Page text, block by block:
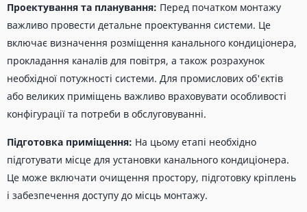
Проектування та планування: Перед початком монтажу
важливо провести детальне проектування системи. Це
включає визначення розміщення канального кондиціонера,
прокладання каналів для повітря, а також розрахунок
необхідної потужності системи. Для промислових об'єктів
або великих приміщень важливо враховувати особливості
конфігурації та потреби в обслуговуванні.
Підготовка приміщення: На цьому етапі необхідно
підготувати місце для установки канального кондиціонера.
Це може включати очищення простору, підготовку кріплень
і забезпечення доступу до місць монтажу.